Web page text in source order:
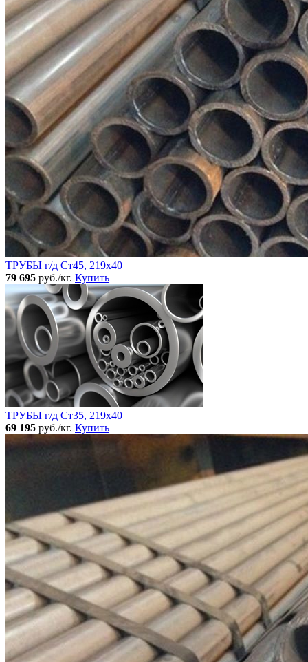
ТРУБЫ г/д Ст45, 219х40
79 695 руб./кг. Купить
ТРУБЫ г/д Ст35, 219х40
69 195 руб./кг. Купить